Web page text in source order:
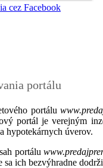
cez Facebook
portálu
portálu
portál je verejným
hypotekárnych úverov.
portálu
sa ich bezvýhradne